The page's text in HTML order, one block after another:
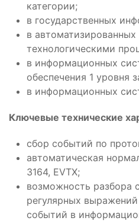
категории;
в государственных
в
технологическими
в информационных
обеспечения 1 уровня
в информационных
Ключевые технические
сбор событий по
автоматическая
3164, EVTX;
возможность
регулярных
событий в